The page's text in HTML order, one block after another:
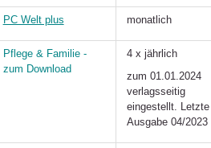
PC Welt plus monatlich
Pflege & Familie -
zum Download
4 x jährlich
zum 01.01.2024
verlagsseitig
eingestellt. Letzte
Ausgabe 04/2023